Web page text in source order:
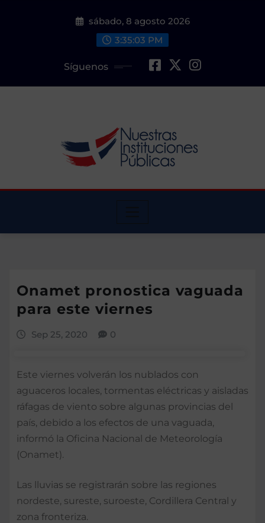
sábado, 8 agosto 2026
3:35:04 PM
Síguenos
Onamet pronostica vaguada
para este viernes
Sep 25, 2020 0
Este viernes volverán los nublados con
aguaceros locales, tormentas eléctricas y aisladas
ráfagas de viento sobre algunas provincias del
país, debido a los efectos de una vaguada,
informó la Oficina Nacional de Meteorología
(Onamet).
Las lluvias se registrarán sobre las regiones
nordeste, sureste, suroeste, Cordillera Central y
zona fronteriza.